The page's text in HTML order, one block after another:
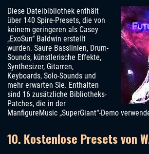
Diese Dateibibliothek enthält
über 140 Spire-Presets, die von
keinem geringeren als Casey
„ExoSun“ Baldwin erstellt
wurden. Saure Basslinien, Drum-
Sounds, künstlerische Effekte,
Synthesizer, Gitarren,
Keyboards, Solo-Sounds und
mehr erwarten Sie. Enthalten
sind 16 zusätzliche Bibliotheks-
Patches, die in der
ManfigureMusic „SuperGiant“-Demo
10. Kostenlose Presets von